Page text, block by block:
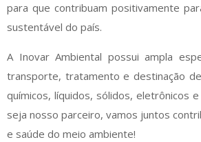
para que contribuam positivamente
sustentável do país.
A Inovar Ambiental possui ampla
transporte, tratamento e destinação
químicos, líquidos, sólidos, eletrônicos
seja nosso parceiro, vamos juntos
e saúde do meio ambiente!